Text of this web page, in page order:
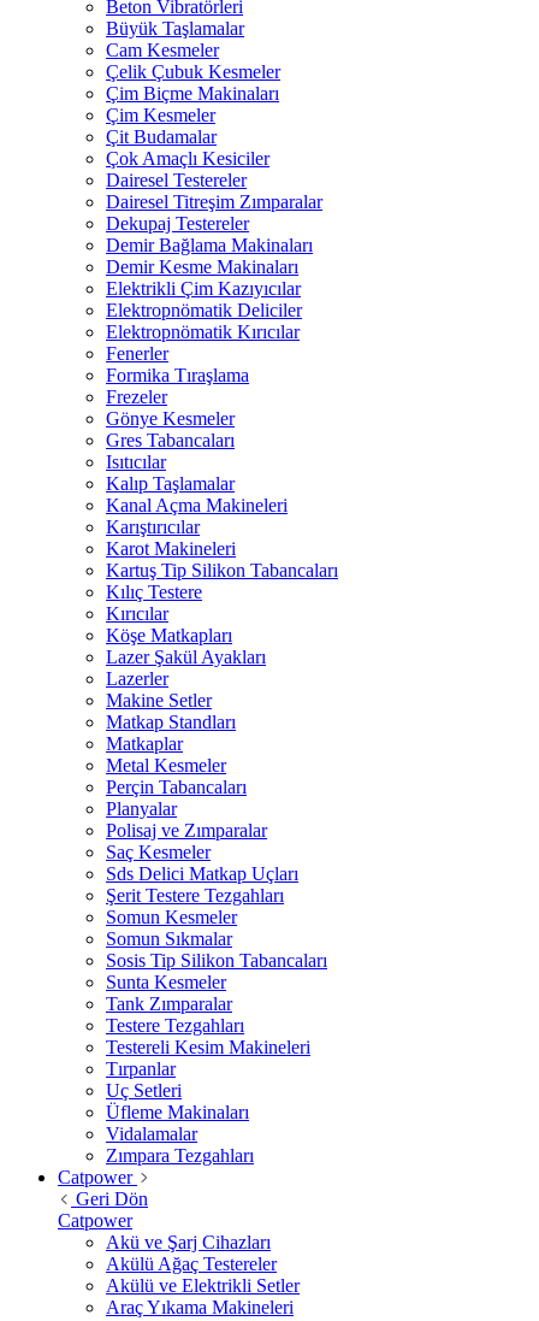
Beton Vibratörleri
Büyük Taşlamalar
Cam Kesmeler
Çelik Çubuk Kesmeler
Çim Biçme Makinaları
Çim Kesmeler
Çit Budamalar
Çok Amaçlı Kesiciler
Dairesel Testereler
Dairesel Titreşim Zımparalar
Dekupaj Testereler
Demir Bağlama Makinaları
Demir Kesme Makinaları
Elektrikli Çim Kazıyıcılar
Elektropnömatik Deliciler
Elektropnömatik Kırıcılar
Fenerler
Formika Tıraşlama
Frezeler
Gönye Kesmeler
Gres Tabancaları
Isıtıcılar
Kalıp Taşlamalar
Kanal Açma Makineleri
Karıştırıcılar
Karot Makineleri
Kartuş Tip Silikon Tabancaları
Kılıç Testere
Kırıcılar
Köşe Matkapları
Lazer Şakül Ayakları
Lazerler
Makine Setler
Matkap Standları
Matkaplar
Metal Kesmeler
Perçin Tabancaları
Planyalar
Polisaj ve Zımparalar
Saç Kesmeler
Sds Delici Matkap Uçları
Şerit Testere Tezgahları
Somun Kesmeler
Somun Sıkmalar
Sosis Tip Silikon Tabancaları
Sunta Kesmeler
Tank Zımparalar
Testere Tezgahları
Testereli Kesim Makineleri
Tırpanlar
Uç Setleri
Üfleme Makinaları
Vidalamalar
Zımpara Tezgahları
Catpower
Geri Dön
Catpower
Akü ve Şarj Cihazları
Akülü Ağaç Testereler
Akülü ve Elektrikli Setler
Araç Yıkama Makineleri